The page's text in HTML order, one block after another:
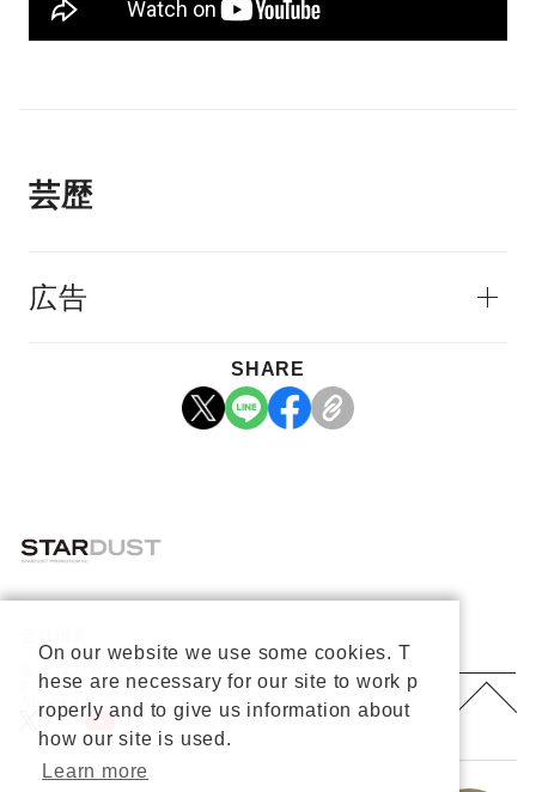
芸歴
広告
SHARE
プライバシーポリシー
お問い合わせ
About Us
公式X
公式Youtube
On our website we use some cookies. T
hese are necessary for our site to work p
roperly and to give us information about
how our site is used.
Learn more